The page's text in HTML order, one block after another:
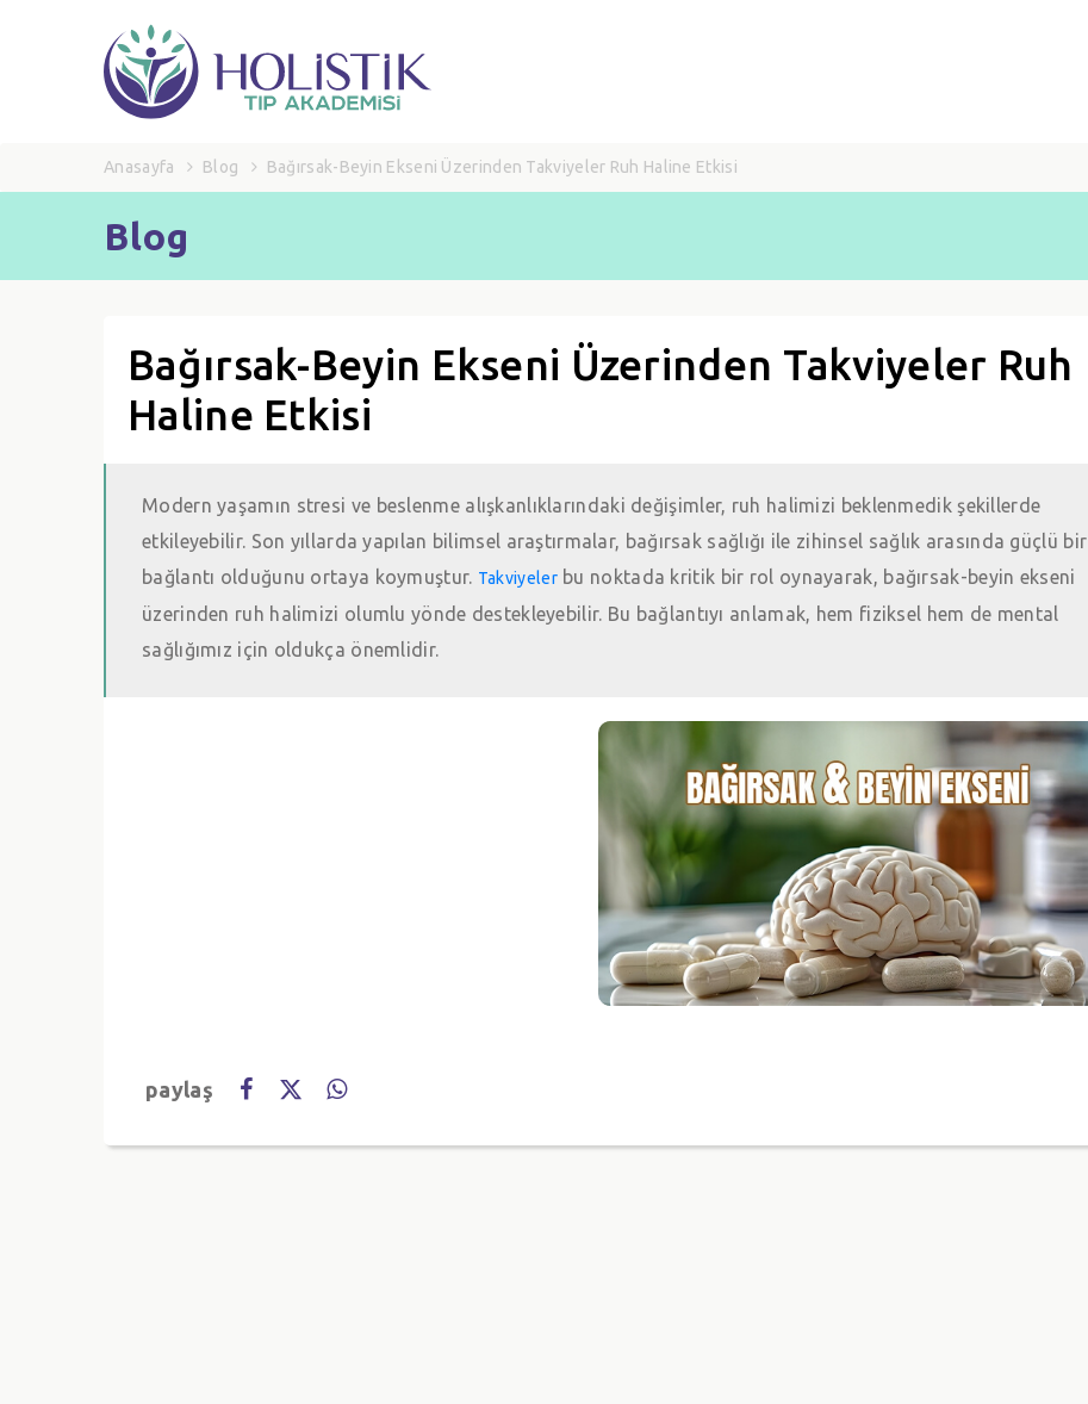
Anasayfa Blog Bağırsak-Beyin Ekseni Üzerinden Takviyeler Ruh Haline Etkisi
Blog
Bağırsak-Beyin Ekseni Üzerinden Takviyeler Ruh
Haline Etkisi
Modern yaşamın stresi ve beslenme alışkanlıklarındaki değişimler, ruh halimizi beklenmedik şekillerde
etkileyebilir. Son yıllarda yapılan bilimsel araştırmalar, bağırsak sağlığı ile zihinsel sağlık arasında güçlü bir
bağlantı olduğunu ortaya koymuştur. Takviyelerbu noktada kritik bir rol oynayarak, bağırsak-beyin ekseni
üzerinden ruh halimizi olumlu yönde destekleyebilir. Bu bağlantıyı anlamak, hem fiziksel hem de mental
sağlığımız için oldukça önemlidir.
paylaş